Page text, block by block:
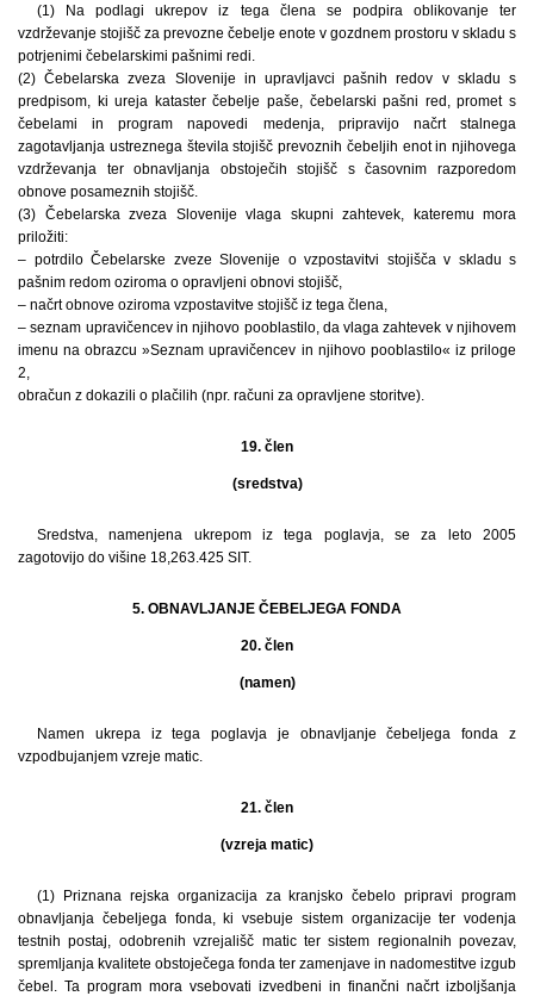
(1) Na podlagi ukrepov iz tega člena se podpira oblikovanje ter
vzdrževanje stojišč za prevozne čebelje enote v gozdnem prostoru v skladu s
potrjenimi čebelarskimi pašnimi redi.
(2) Čebelarska zveza Slovenije in upravljavci pašnih redov v skladu s
predpisom, ki ureja kataster čebelje paše, čebelarski pašni red, promet s
čebelami in program napovedi medenja, pripravijo načrt stalnega
zagotavljanja ustreznega števila stojišč prevoznih čebeljih enot in njihovega
vzdrževanja ter obnavljanja obstoječih stojišč s časovnim razporedom
obnove posameznih stojišč.
(3) Čebelarska zveza Slovenije vlaga skupni zahtevek, kateremu mora
priložiti:
– potrdilo Čebelarske zveze Slovenije o vzpostavitvi stojišča v skladu s
pašnim redom oziroma o opravljeni obnovi stojišč,
– načrt obnove oziroma vzpostavitve stojišč iz tega člena,
– seznam upravičencev in njihovo pooblastilo, da vlaga zahtevek v njihovem
imenu na obrazcu »Seznam upravičencev in njihovo pooblastilo« iz priloge
2,
obračun z dokazili o plačilih (npr. računi za opravljene storitve).
19. člen
(sredstva)
Sredstva, namenjena ukrepom iz tega poglavja, se za leto 2005
zagotovijo do višine 18,263.425 SIT.
5. OBNAVLJANJE ČEBELJEGA FONDA
20. člen
(namen)
Namen ukrepa iz tega poglavja je obnavljanje čebeljega fonda z
vzpodbujanjem vzreje matic.
21. člen
(vzreja matic)
(1) Priznana rejska organizacija za kranjsko čebelo pripravi program
obnavljanja čebeljega fonda, ki vsebuje sistem organizacije ter vodenja
testnih postaj, odobrenih vzrejališč matic ter sistem regionalnih povezav,
spremljanja kvalitete obstoječega fonda ter zamenjave in nadomestitve izgub
čebel. Ta program mora vsebovati izvedbeni in finančni načrt izboljšanja